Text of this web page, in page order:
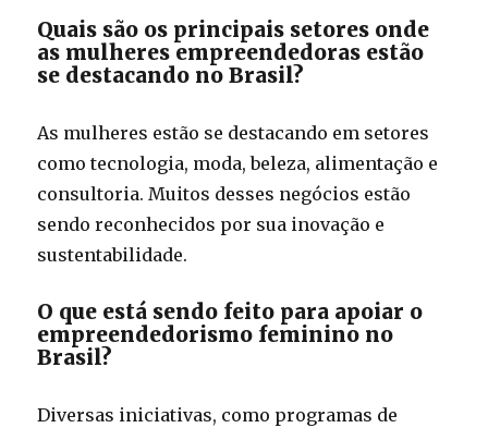
Quais são os principais setores onde
as mulheres empreendedoras estão
se destacando no Brasil?
As mulheres estão se destacando em setores
como tecnologia, moda, beleza, alimentação e
consultoria. Muitos desses negócios estão
sendo reconhecidos por sua inovação e
sustentabilidade.
O que está sendo feito para apoiar o
empreendedorismo feminino no
Brasil?
Diversas iniciativas, como programas de